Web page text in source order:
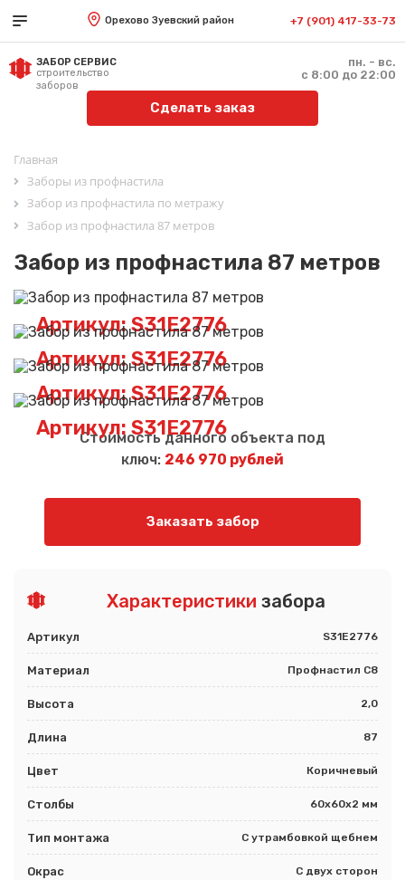
Орехово Зуевский район +7 (901) 417-33-73
ЗАБОР СЕРВИС
строительство
заборов
пн. - вс.
с 8:00 до 22:00
Сделать заказ
Главная
Заборы из профнастила
Забор из профнастила по метражу
Забор из профнастила 87 метров
Забор из профнастила 87 метров
Артикул: S31E2776
Артикул: S31E2776
Артикул: S31E2776
Артикул: S31E2776
Стоимость данного объекта под
ключ: 246 970 рублей
Заказать забор
Характеристики забора
Артикул S31E2776
Материал Профнастил С8
Высота 2,0
Длина 87
Цвет Коричневый
Столбы 60х60х2 мм
Тип монтажа С утрамбовкой щебнем
Окрас С двух сторон